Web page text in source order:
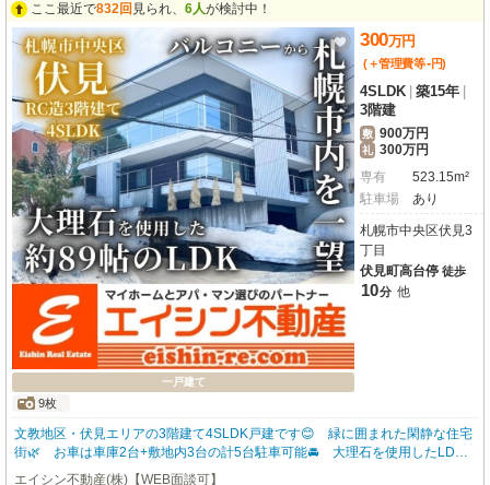
ここ最近で832回 見られ、 6人が検討中！
一戸建て
9枚
300万円
(＋管理費等-円)
4SLDK 築15年
3階建
敷 900万円
礼 300万円
専有
523.15m²
駐車場
あり
札幌市中央区伏見3
丁目
伏見町高台停 徒歩
10分 他
文教地区・伏見エリアの3階建て4SLDK戸建です😊 緑に囲まれた閑静な住宅
街🌿 お車は車庫2台+敷地内3台の計5台駐車可能🚘 大理石を使用したLDK
は広々約89帖✨大人数でのパーティも楽しめます🍷 バルコニーからの眺望良
エイシン不動産(株)【WEB面談可】